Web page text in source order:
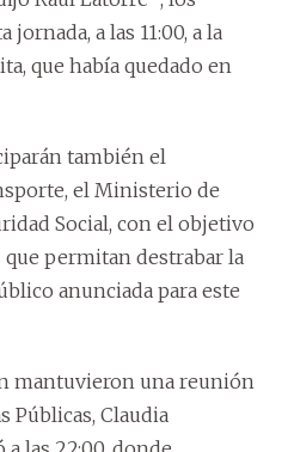
a las 11:00, a la
que había quedado en
también el
el Ministerio de
Social, con el objetivo
que permitan destrabar la
anunciada para este
mantuvieron una reunión
Públicas, Claudia